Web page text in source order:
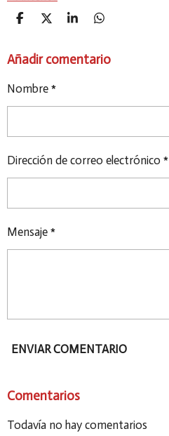
C
P
T
I
C
P
T
I
C
P
I
C
P
I
Añadir comentario
Nombre *
Dirección de correo electrónico *
Mensaje *
ENVIAR COMENTARIO
Comentarios
Todavía no hay comentarios